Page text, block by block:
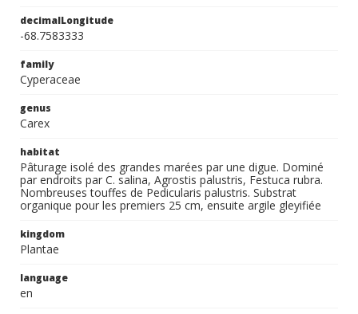
decimalLongitude
-68.7583333
family
Cyperaceae
genus
Carex
habitat
Pâturage isolé des grandes marées par une digue. Dominé
par endroits par C. salina, Agrostis palustris, Festuca rubra.
Nombreuses touffes de Pedicularis palustris. Substrat
organique pour les premiers 25 cm, ensuite argile gleyifiée
kingdom
Plantae
language
en